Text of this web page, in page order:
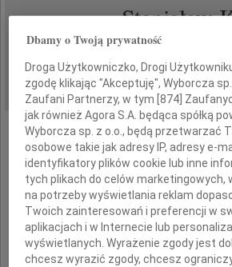
IMIĘ I NAZWISKO: Stanisław
DATA EMISJI: 14.05.2010
Z
przyjęliśmy
Dbamy o Twoją prywatność
Droga Użytkowniczko, Drogi
zgodę klikając "Akceptuję", Wyborcza
Zaufani Partnerzy, w tym [874 ]
jak również Agora S.A. będąca spółką
Wyborcza sp. z o.o., będą przetwarzać
osobowe takie jak adresy IP, adresy e-
identyfikatory plików cookie lub inne
tych plikach do celów marketingowych,
na potrzeby wyświetlania reklam
Twoich zainteresowań i preferencji w
aplikacjach i w Internecie lub
wyświetlanych. Wyrażenie zgody jest
chcesz wyrazić zgody, chcesz